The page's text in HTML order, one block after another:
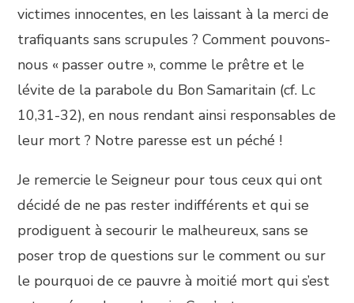
victimes innocentes, en les laissant à la merci de
trafiquants sans scrupules ? Comment pouvons-
nous « passer outre », comme le prêtre et le
lévite de la parabole du Bon Samaritain (cf. Lc
10,31-32), en nous rendant ainsi responsables de
leur mort ? Notre paresse est un péché !
Je remercie le Seigneur pour tous ceux qui ont
décidé de ne pas rester indifférents et qui se
prodiguent à secourir le malheureux, sans se
poser trop de questions sur le comment ou sur
le pourquoi de ce pauvre à moitié mort qui s’est